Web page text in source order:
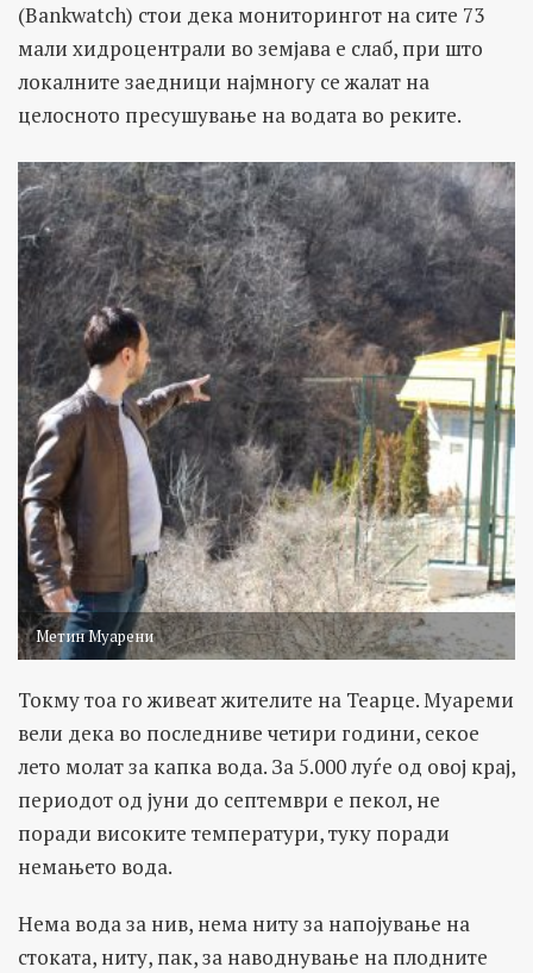
(Bankwatch) стои дека мониторингот на сите 73
мали хидроцентрали во земјава е слаб, при што
локалните заедници најмногу се жалат на
целосното пресушување на водата во реките.
Метин Муарени
Токму тоа го живеат жителите на Теарце. Муареми
вели дека во последниве четири години, секое
лето молат за капка вода. За 5.000 луѓе од овој крај,
периодот од јуни до септември е пекол, не
поради високите температури, туку поради
немањето вода.
Нема вода за нив, нема ниту за напојување на
стоката, ниту, пак, за наводнување на плодните